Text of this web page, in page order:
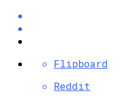
Flipboard
Reddit